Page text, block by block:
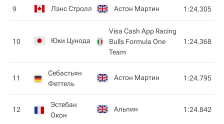
9 Лэнс Стролл Астон Мартин 1:24.305
10 Юки Цунода
Visa Cash App Racing
Bulls Formula One
Team
1:24.368
11
Себастьян
Феттель
Астон Мартин 1:24.795
12
Эстебан
Окон
Альпин 1:24.842